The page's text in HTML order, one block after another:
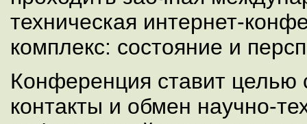
техническая интернет-
комплекс: состояние и
Конференция ставит целью
контакты и обмен научно-